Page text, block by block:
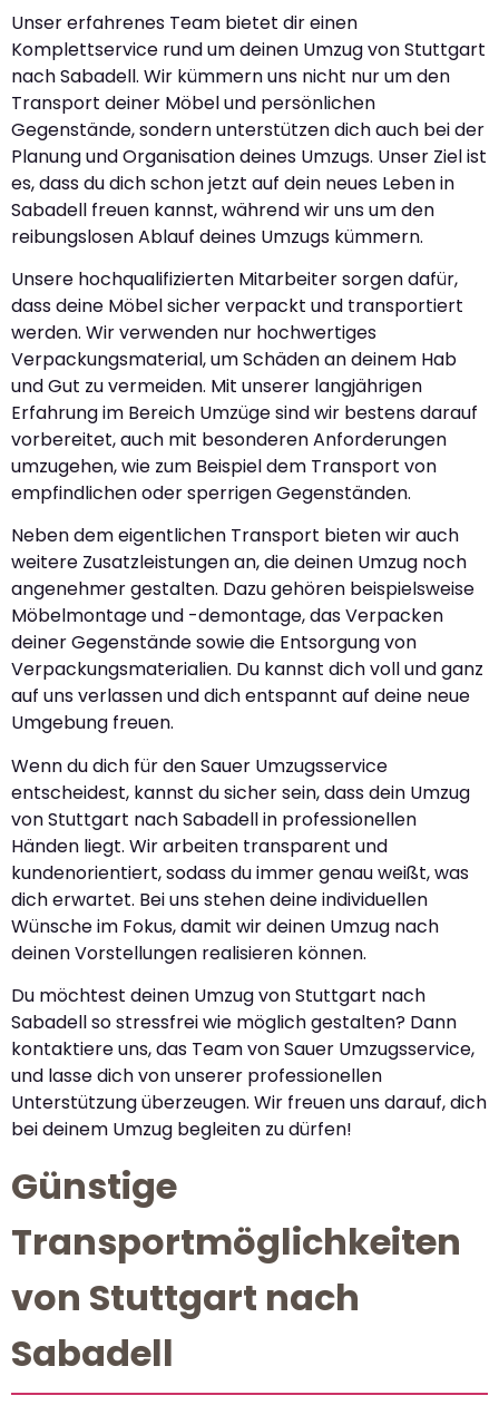
Unser erfahrenes Team bietet dir einen
Komplettservice rund um deinen Umzug von Stuttgart
nach Sabadell. Wir kümmern uns nicht nur um den
Transport deiner Möbel und persönlichen
Gegenstände, sondern unterstützen dich auch bei der
Planung und Organisation deines Umzugs. Unser Ziel ist
es, dass du dich schon jetzt auf dein neues Leben in
Sabadell freuen kannst, während wir uns um den
reibungslosen Ablauf deines Umzugs kümmern.
Unsere hochqualifizierten Mitarbeiter sorgen dafür,
dass deine Möbel sicher verpackt und transportiert
werden. Wir verwenden nur hochwertiges
Verpackungsmaterial, um Schäden an deinem Hab
und Gut zu vermeiden. Mit unserer langjährigen
Erfahrung im Bereich Umzüge sind wir bestens darauf
vorbereitet, auch mit besonderen Anforderungen
umzugehen, wie zum Beispiel dem Transport von
empfindlichen oder sperrigen Gegenständen.
Neben dem eigentlichen Transport bieten wir auch
weitere Zusatzleistungen an, die deinen Umzug noch
angenehmer gestalten. Dazu gehören beispielsweise
Möbelmontage und -demontage, das Verpacken
deiner Gegenstände sowie die Entsorgung von
Verpackungsmaterialien. Du kannst dich voll und ganz
auf uns verlassen und dich entspannt auf deine neue
Umgebung freuen.
Wenn du dich für den Sauer Umzugsservice
entscheidest, kannst du sicher sein, dass dein Umzug
von Stuttgart nach Sabadell in professionellen
Händen liegt. Wir arbeiten transparent und
kundenorientiert, sodass du immer genau weißt, was
dich erwartet. Bei uns stehen deine individuellen
Wünsche im Fokus, damit wir deinen Umzug nach
deinen Vorstellungen realisieren können.
Du möchtest deinen Umzug von Stuttgart nach
Sabadell so stressfrei wie möglich gestalten? Dann
kontaktiere uns, das Team von Sauer Umzugsservice,
und lasse dich von unserer professionellen
Unterstützung überzeugen. Wir freuen uns darauf, dich
bei deinem Umzug begleiten zu dürfen!
Günstige
Transportmöglichkeiten
von Stuttgart nach
Sabadell